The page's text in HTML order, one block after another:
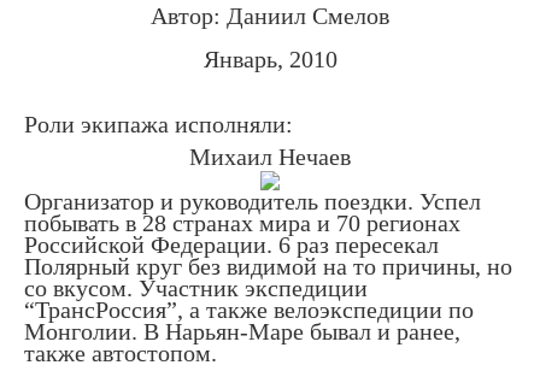
Автор: Даниил Смелов
Январь, 2010
Роли экипажа исполняли:
Михаил Нечаев
Организатор и руководитель поездки. Успел
побывать в 28 странах мира и 70 регионах
Российской Федерации. 6 раз пересекал
Полярный круг без видимой на то причины, но
со вкусом. Участник экспедиции
“ТрансРоссия”, а также велоэкспедиции по
Монголии. В Нарьян-Маре бывал и ранее,
также автостопом.